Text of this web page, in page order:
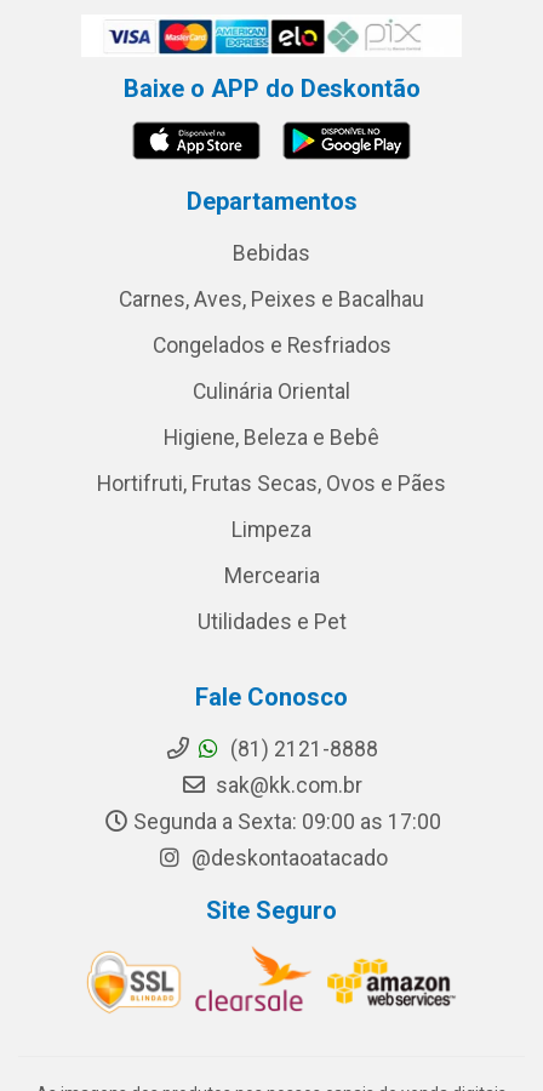
Baixe o APP do Deskontão
Departamentos
Bebidas
Carnes, Aves, Peixes e Bacalhau
Congelados e Resfriados
Culinária Oriental
Higiene, Beleza e Bebê
Hortifruti, Frutas Secas, Ovos e Pães
Limpeza
Mercearia
Utilidades e Pet
Fale Conosco
(81) 2121-8888
sak@kk.com.br
Segunda a Sexta: 09:00 as 17:00
@deskontaoatacado
Site Seguro